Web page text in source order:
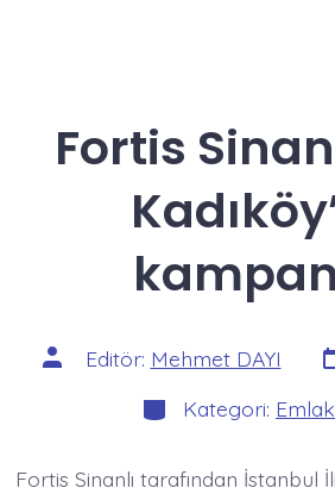
Fortis
Yazının
yazarı
Editör: Mehmet DAYI
Kategoriler
Kategori:
Fortis Sinanlı tarafından İstanbul